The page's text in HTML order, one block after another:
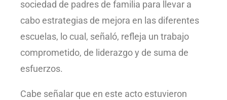
sociedad de padres de familia para llevar a
cabo estrategias de mejora en las diferentes
escuelas, lo cual, señaló, refleja un trabajo
comprometido, de liderazgo y de suma de
esfuerzos.
Cabe señalar que en este acto estuvieron